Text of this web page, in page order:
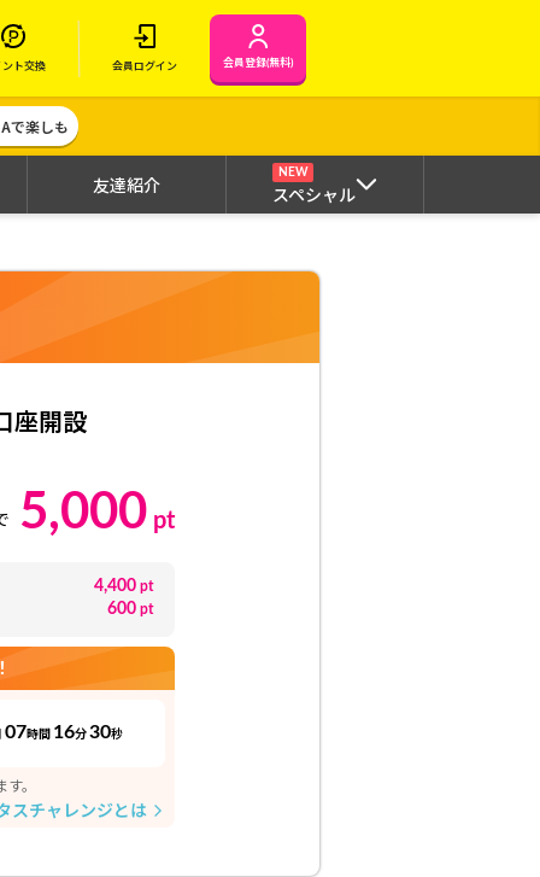
ント交換 会員ログイン 会員登録(無料)
で楽しも
友達紹介
NEW
スペシャル
座開設
5,000 pt
4,400 pt
600 pt
07時間 16分 29秒
。
スチャレンジとは arrow_forward_ios